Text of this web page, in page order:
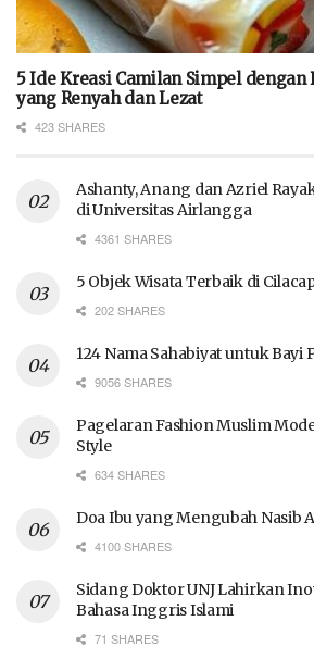
5 Ide Kreasi Camilan Simpel dengan
yang Renyah dan Lezat
423 SHARES
Ashanty, Anang dan Azriel
di Universitas Airlangga
4361 SHARES
5 Objek Wisata Terbaik di
202 SHARES
124 Nama Sahabiyat untuk Bayi
9056 SHARES
Pagelaran Fashion Muslim
Style
634 SHARES
Doa Ibu yang Mengubah Nasib
4100 SHARES
Sidang Doktor UNJ Lahirkan
Bahasa Inggris Islami
71 SHARES